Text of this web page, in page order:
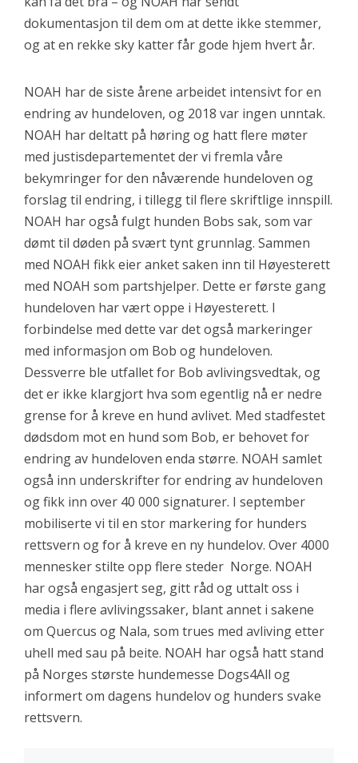
dokumentasjon til dem om at dette ikke stemmer,
og at en rekke sky katter får gode hjem hvert år.
NOAH har de siste årene arbeidet intensivt for en
endring av hundeloven, og 2018 var ingen unntak.
NOAH har deltatt på høring og hatt flere møter
med justisdepartementet der vi fremla våre
bekymringer for den nåværende hundeloven og
forslag til endring, i tillegg til flere skriftlige innspill.
NOAH har også fulgt hunden Bobs sak, som var
dømt til døden på svært tynt grunnlag. Sammen
med NOAH fikk eier anket saken inn til Høyesterett
med NOAH som partshjelper. Dette er første gang
hundeloven har vært oppe i Høyesterett. I
forbindelse med dette var det også markeringer
med informasjon om Bob og hundeloven.
Dessverre ble utfallet for Bob avlivingsvedtak, og
det er ikke klargjort hva som egentlig nå er nedre
grense for å kreve en hund avlivet. Med stadfestet
dødsdom mot en hund som Bob, er behovet for
endring av hundeloven enda større. NOAH samlet
også inn underskrifter for endring av hundeloven
og fikk inn over 40 000 signaturer. I september
mobiliserte vi til en stor markering for hunders
rettsvern og for å kreve en ny hundelov. Over 4000
mennesker stilte opp flere steder Norge. NOAH
har også engasjert seg, gitt råd og uttalt oss i
media i flere avlivingssaker, blant annet i sakene
om Quercus og Nala, som trues med avliving etter
uhell med sau på beite. NOAH har også hatt stand
på Norges største hundemesse Dogs4All og
informert om dagens hundelov og hunders svake
rettsvern.